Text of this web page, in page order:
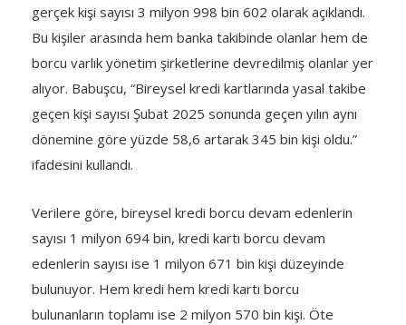
gerçek kişi sayısı 3 milyon 998 bin 602 olarak açıklandı.
Bu kişiler arasında hem banka takibinde olanlar hem de
borcu varlık yönetim şirketlerine devredilmiş olanlar yer
alıyor. Babuşcu, “Bireysel kredi kartlarında yasal takibe
geçen kişi sayısı Şubat 2025 sonunda geçen yılın aynı
dönemine göre yüzde 58,6 artarak 345 bin kişi oldu.”
ifadesini kullandı.
Verilere göre, bireysel kredi borcu devam edenlerin
sayısı 1 milyon 694 bin, kredi kartı borcu devam
edenlerin sayısı ise 1 milyon 671 bin kişi düzeyinde
bulunuyor. Hem kredi hem kredi kartı borcu
bulunanların toplamı ise 2 milyon 570 bin kişi. Öte